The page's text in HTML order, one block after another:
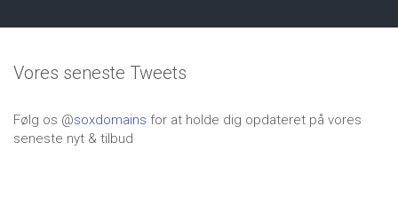
Vores seneste Tweets
Følg os @soxdomains for at holde dig opdateret på vores
seneste nyt & tilbud